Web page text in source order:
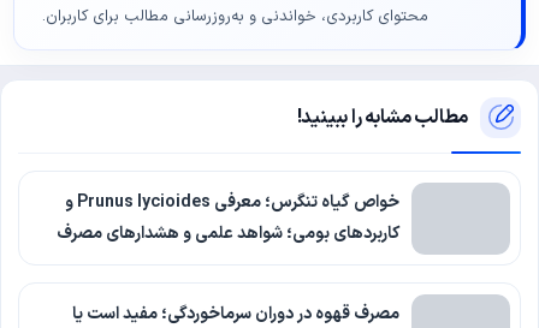
محتوای کاربردی، خواندنی و به‌روزرسانی مطالب برای کاربران.
مطالب مشابه را ببینید!
خواص گیاه تنگرس؛ معرفی Prunus lycioides و
کاربردهای بومی؛ شواهد علمی و هشدارهای مصرف
مصرف قهوه در دوران سرماخوردگی؛ مفید است یا